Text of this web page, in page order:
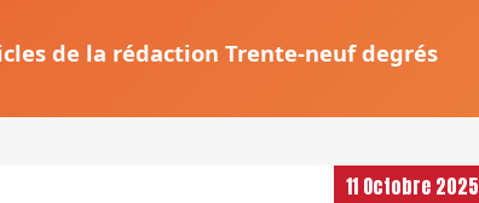
de la rédaction Trente-neuf degrés
11 Octobre 2025